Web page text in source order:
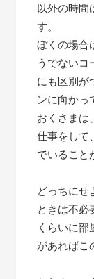
以外の時間
す。
ぼくの場合
うでないコ
にも区別が
ンに向かっ
おくさまは
仕事をして
でいること
どっちにせ
ときは不必
くらいに
があればこ